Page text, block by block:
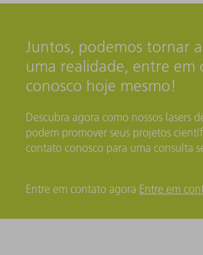
Juntos, podemos tornar
uma realidade, entre em
conosco hoje mesmo!
Descubra agora como nossos lasers
podem promover seus projetos
contato conosco para uma consulta
Entre em contato agora Entre em